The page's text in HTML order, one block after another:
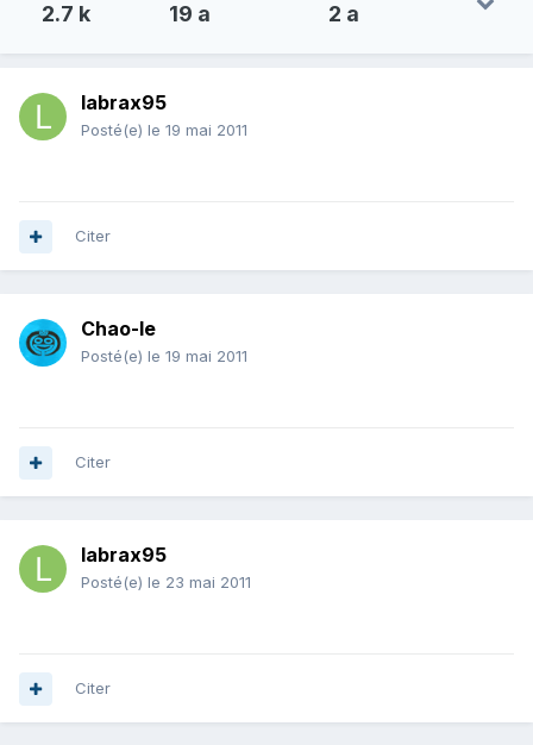
2.7 k 19 a 2 a
labrax95
Posté(e) le 19 mai 2011
Citer
Chao-le
Posté(e) le 19 mai 2011
Citer
labrax95
Posté(e) le 23 mai 2011
Citer